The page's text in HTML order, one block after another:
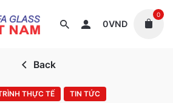
0VND
0
Back
THỰC TẾ TIN TỨC